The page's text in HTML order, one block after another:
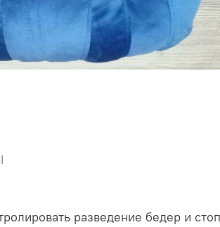
разведение бедер и